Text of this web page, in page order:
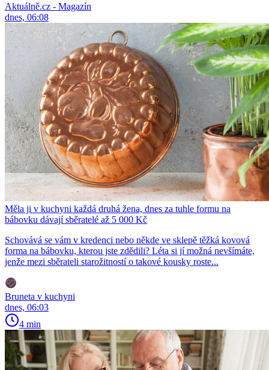
Aktuálně.cz - Magazín
dnes, 06:08
Měla ji v kuchyni každá druhá žena, dnes za tuhle formu na
bábovku dávají sběratelé až 5 000 Kč
Schovává se vám v kredenci nebo někde ve sklepě těžká kovová
forma na bábovku, kterou jste zdědili? Léta si jí možná nevšímáte,
jenže mezi sběrateli starožitností o takové kousky roste...
Bruneta v kuchyni
dnes, 06:03
4 min